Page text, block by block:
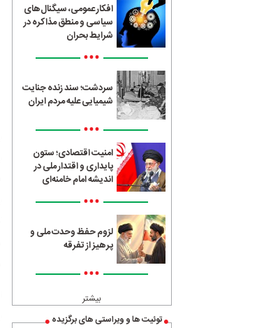
افکار عمومی، سیگنال‌های
سیاسی و منطق مذاکره در
شرایط بحران
•••
سردشت؛ سند زنده جنایت
شیمیایی علیه مردم ایران
•••
امنیت اقتصادی؛ ستون
پایداری و اقتدار ملی در
اندیشه امام خامنه‌ای
•••
لزوم حفظ وحدت ملی و
پرهیز از تفرقه
•••
بیشتر
توئیت ها و ویراستی های برگزیده